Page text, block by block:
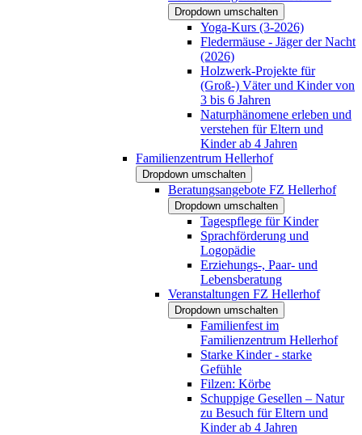
Dropdown umschalten
Yoga-Kurs (3-2026)
Fledermäuse - Jäger der Nacht
(2026)
Holzwerk-Projekte für
(Groß-) Väter und Kinder von
3 bis 6 Jahren
Naturphänomene erleben und
verstehen für Eltern und
Kinder ab 4 Jahren
Familienzentrum Hellerhof
Dropdown umschalten
Beratungsangebote FZ Hellerhof
Dropdown umschalten
Tagespflege für Kinder
Sprachförderung und
Logopädie
Erziehungs-, Paar- und
Lebensberatung
Veranstaltungen FZ Hellerhof
Dropdown umschalten
Familienfest im
Familienzentrum Hellerhof
Starke Kinder - starke
Gefühle
Filzen: Körbe
Schuppige Gesellen – Natur
zu Besuch für Eltern und
Kinder ab 4 Jahren